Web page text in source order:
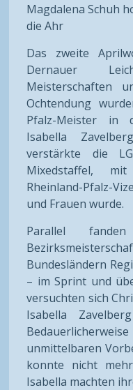
Magdalena Schuh
die Ahr
Das zweite
Dernauer
Meisterschaften
Ochtendung
Pfalz-Meister in
Isabella
verstärkte die
Mixedstaffel,
Rheinland-Pfalz-
und Frauen wurde.
Parallel
Bundesländern
– im Sprint und
versuchten sich
Isabella
unmittelbaren
konnte nicht
Isabella machten